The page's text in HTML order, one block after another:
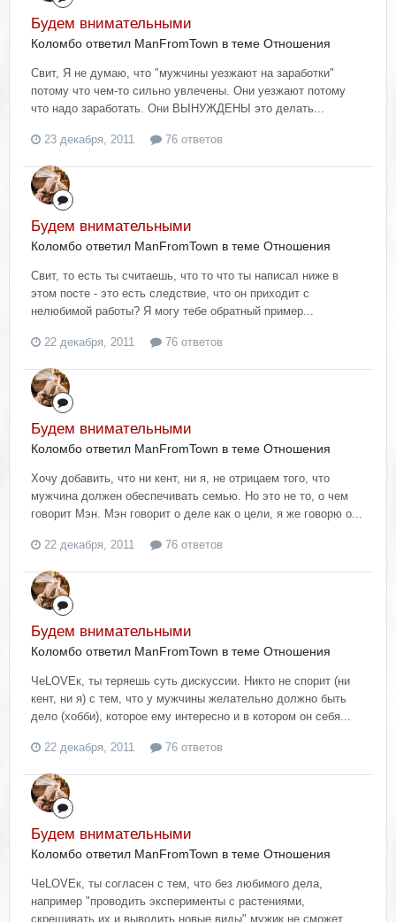
Будем внимательными
Коломбо ответил ManFromTown в теме Отношения
Свит, Я не думаю, что "мужчины уезжают на заработки"
потому что чем-то сильно увлечены. Они уезжают потому
что надо заработать. Они ВЫНУЖДЕНЫ это делать...
23 декабря, 2011 76 ответов
Будем внимательными
Коломбо ответил ManFromTown в теме Отношения
Свит, то есть ты считаешь, что то что ты написал ниже в
этом посте - это есть следствие, что он приходит с
нелюбимой работы? Я могу тебе обратный пример...
22 декабря, 2011 76 ответов
Будем внимательными
Коломбо ответил ManFromTown в теме Отношения
Хочу добавить, что ни кент, ни я, не отрицаем того, что
мужчина должен обеспечивать семью. Но это не то, о чем
говорит Мэн. Мэн говорит о деле как о цели, я же говорю о...
22 декабря, 2011 76 ответов
Будем внимательными
Коломбо ответил ManFromTown в теме Отношения
ЧеLOVEк, ты теряешь суть дискуссии. Никто не спорит (ни
кент, ни я) с тем, что у мужчины желательно должно быть
дело (хобби), которое ему интересно и в котором он себя...
22 декабря, 2011 76 ответов
Будем внимательными
Коломбо ответил ManFromTown в теме Отношения
ЧеLOVEк, ты согласен с тем, что без любимого дела,
например "проводить эксперименты с растениями,
скрещивать их и выводить новые виды" мужик не сможет...